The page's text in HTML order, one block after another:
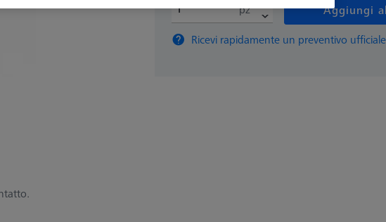
pz
Aggiungi
Ricevi rapidamente un preventivo ufficiale